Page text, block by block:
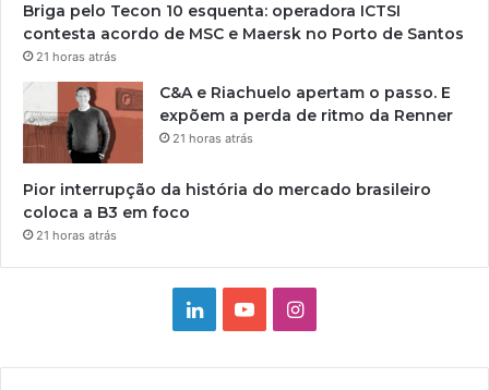
Briga pelo Tecon 10 esquenta: operadora ICTSI
contesta acordo de MSC e Maersk no Porto de Santos
21 horas atrás
C&A e Riachuelo apertam o passo. E
expõem a perda de ritmo da Renner
21 horas atrás
Pior interrupção da história do mercado brasileiro
coloca a B3 em foco
21 horas atrás
LinkedinYouTubeInstagram